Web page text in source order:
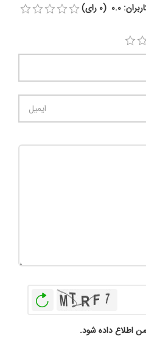
(0 رای)
اطلاع داده شود.